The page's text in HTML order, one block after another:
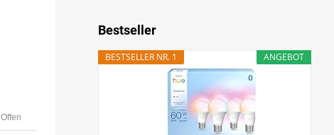
Offen
Bestseller
ANGEBOT
BESTSELLER NR. 1